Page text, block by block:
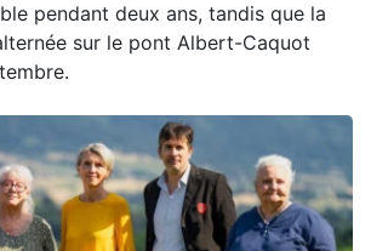
pendant deux ans, tandis que la
sur le pont Albert-Caquot